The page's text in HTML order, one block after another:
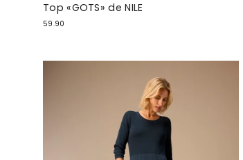
Top «GOTS» de NILE
59.90